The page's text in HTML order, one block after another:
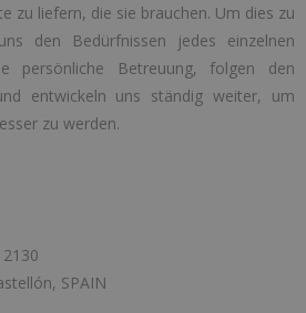
zu liefern, die sie brauchen. Um dies zu
den Bedürfnissen jedes einzelnen
persönliche Betreuung, folgen den
entwickeln uns ständig weiter, um
zu werden.
SPAIN